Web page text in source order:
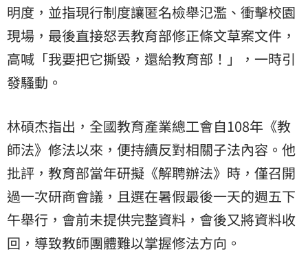
明度，並指現行制度讓匿名檢舉氾濫、衝擊校園
現場，最後直接怒丟教育部修正條文草案文件，
高喊「我要把它撕毀，還給教育部！」，一時引
發騷動。
林碩杰指出，全國教育產業總工會自108年《教
師法》修法以來，便持續反對相關子法內容。他
批評，教育部當年研擬《解聘辦法》時，僅召開
過一次研商會議，且選在暑假最後一天的週五下
午舉行，會前未提供完整資料，會後又將資料收
回，導致教師團體難以掌握修法方向。